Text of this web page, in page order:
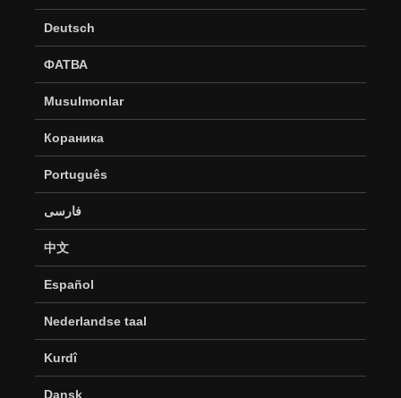
Deutsch
ФАТВА
Musulmonlar
Кораника
Português
فارسی
中文
Español
Nederlandse taal
Kurdî
Dansk